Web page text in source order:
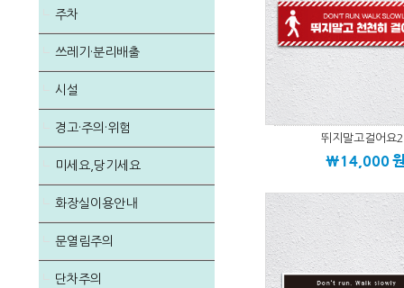
주차
쓰레기·분리배출
시설
경고·주의·위험
미세요,당기세요
화장실이용안내
문열림주의
단차주의
뛰지말고걸어요
\14,000